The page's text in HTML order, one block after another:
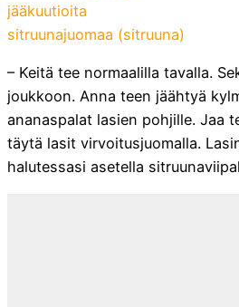
jääkuutioita
sitruunajuomaa (sitruuna)
– Keitä tee normaalilla tavalla.
joukkoon. Anna teen jäähtyä
ananaspalat lasien pohjille. Jaa
täytä lasit virvoitusjuomalla.
halutessasi asetella